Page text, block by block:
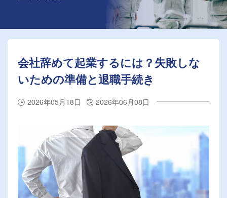
会社辞めて起業するには？失敗しな
いための準備と退職手続き
2026年05月18日 2026年06月08日